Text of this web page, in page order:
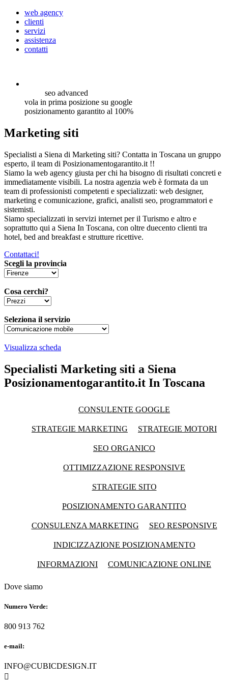
web agency
clienti
servizi
assistenza
contatti
seo advanced
vola in prima posizione su google
posizionamento garantito al 100%
Marketing siti
Specialisti a Siena di Marketing siti? Contatta in Toscana un gruppo
esperto, il team di Posizionamentogarantito.it !!
Siamo la web agency giusta per chi ha bisogno di risultati concreti e
immediatamente visibili. La nostra agenzia web è formata da un
team di professionisti competenti e specializzati: web designer,
marketing e comunicazione, grafici, analisti seo, programmatori e
sistemisti.
Siamo specializzati in servizi internet per il Turismo e altro e
soprattutto qui a Siena In Toscana, con oltre duecento clienti tra
hotel, bed and breakfast e strutture ricettive.
Contattaci!
Scegli la provincia
Cosa cerchi?
Seleziona il servizio
Visualizza scheda
Specialisti Marketing siti a Siena
Posizionamentogarantito.it In Toscana
CONSULENTE GOOGLE
STRATEGIE MARKETING STRATEGIE MOTORI
SEO ORGANICO
OTTIMIZZAZIONE RESPONSIVE
STRATEGIE SITO
POSIZIONAMENTO GARANTITO
CONSULENZA MARKETING SEO RESPONSIVE
INDICIZZAZIONE POSIZIONAMENTO
INFORMAZIONI COMUNICAZIONE ONLINE
Dove siamo
Numero Verde:
800 913 762
e-mail:
INFO@CUBICDESIGN.IT
